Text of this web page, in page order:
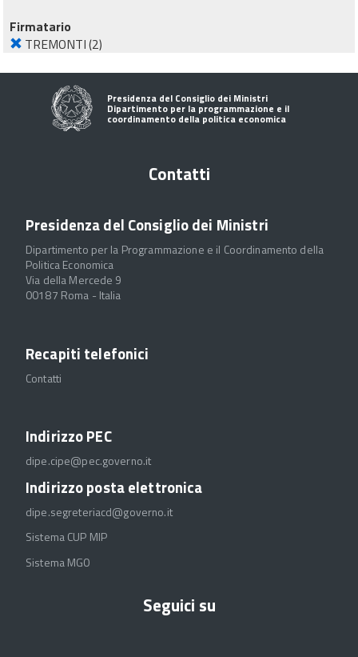
Firmatario
TREMONTI(2)
Presidenza del Consiglio dei Ministri
Dipartimento per la programmazione e il
coordinamento della politica economica
Contatti
Presidenza del Consiglio dei Ministri
Dipartimento per la Programmazione e il Coordinamento della
Politica Economica
Via della Mercede 9
00187 Roma - Italia
Recapiti telefonici
Contatti
Indirizzo PEC
dipe.cipe@pec.governo.it
Indirizzo posta elettronica
dipe.segreteriacd@governo.it
Sistema CUP MIP
Sistema MGO
Seguici su